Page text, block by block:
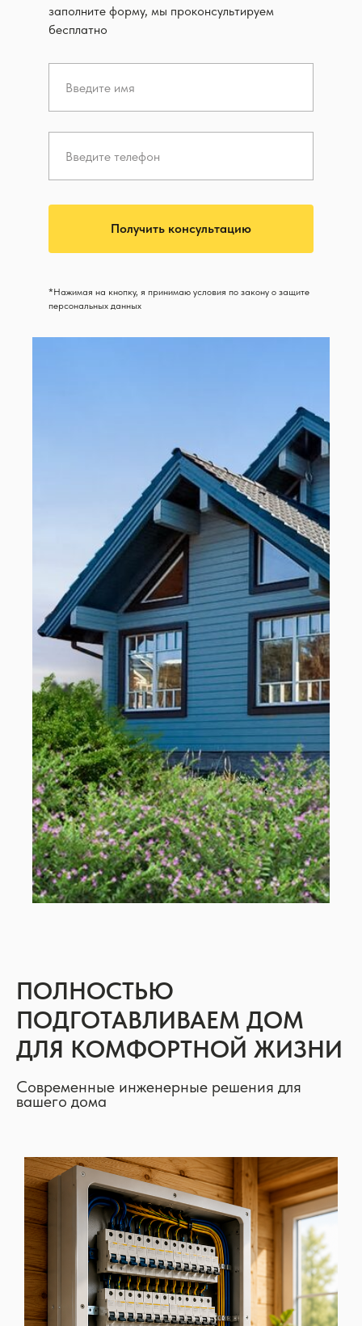
заполните форму, мы проконсультируем
бесплатно
Получить консультацию
*Нажимая на кнопку, я принимаю условия по закону о защите
персональных данных
ПОЛНОСТЬЮ
ПОДГОТАВЛИВАЕМ ДОМ
ДЛЯ КОМФОРТНОЙ ЖИЗНИ
Современные инженерные решения для
вашего дома